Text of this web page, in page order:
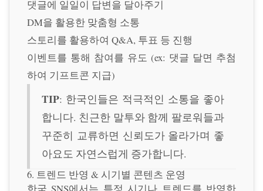
댓글에 일일이 답변을 달아주기
DM을 활용한 맞춤형 소통
스토리를 활용하여 Q&A, 투표 등 진행
이벤트를 통해 참여를 유도 (ex: 댓글 달면 추첨
하여 기프트콘 지급)
TIP: 한국인들은 적극적인 소통을 좋아
합니다. 친근한 말투와 함께 팔로워들과
꾸준히 교류하면 신뢰도가 올라가며 좋
아요도 자연스럽게 증가합니다.
6. 트렌드 반영 & 시기별 콘텐츠 운영